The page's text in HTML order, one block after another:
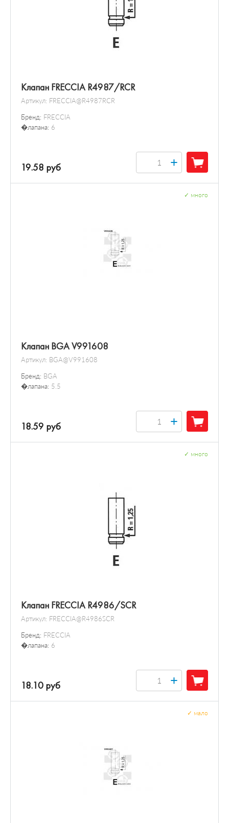
Клапан FRECCIA R4987/RCR
Артикул: FRECCIA@R4987RCR
Бренд: FRECCIA
�лапана: 6
19.58 руб +
Клапан BGA V991608
Артикул: BGA@V991608
Бренд: BGA
�лапана: 5.5
много
18.59 руб +
Клапан FRECCIA R4986/SCR
Артикул: FRECCIA@R4986SCR
Бренд: FRECCIA
�лапана: 6
много
18.10 руб +
мало